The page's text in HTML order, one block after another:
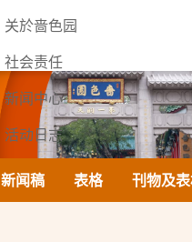
关於啬色园
社会责任
新闻中心
活动日志
联络我们
新闻稿 表格 刊物及